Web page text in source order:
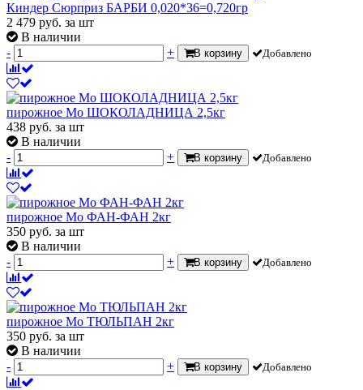
Киндер Сюрприз БАРБИ 0,020*36=0,720гр
2 479 руб. за шт
В наличии
-
+ В корзину Добавлено
пирожное Мо ШОКОЛАДНИЦА 2,5кг
438 руб. за шт
В наличии
-
+ В корзину Добавлено
пирожное Мо ФАН-ФАН 2кг
350 руб. за шт
В наличии
-
+ В корзину Добавлено
пирожное Мо ТЮЛЬПАН 2кг
350 руб. за шт
В наличии
-
+ В корзину Добавлено